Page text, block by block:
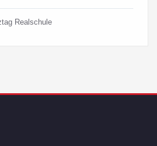
Realschule